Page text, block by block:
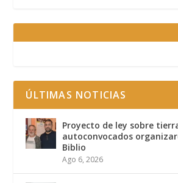
ÚLTIMAS NOTICIAS
Proyecto de ley sobre
autoconvocados
Biblio
Ago 6, 2026